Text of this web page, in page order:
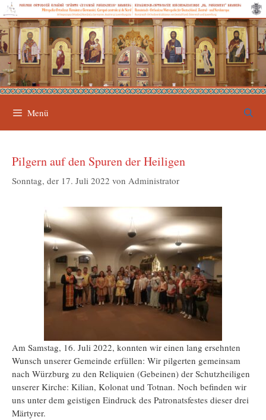
Zum
Inhalt
springen
Menü
Pilgern auf den Spuren der Heiligen
Sonntag, der 17. Juli 2022 von Administrator
Am Samstag, 16. Juli 2022, konnten wir einen lang ersehnten
Wunsch unserer Gemeinde erfüllen: Wir pilgerten gemeinsam
nach Würzburg zu den Reliquien (Gebeinen) der Schutzheiligen
unserer Kirche: Kilian, Kolonat und Totnan. Noch befinden wir
uns unter dem geistigen Eindruck des Patronatsfestes dieser drei
Märtyrer.